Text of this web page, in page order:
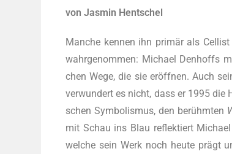
von Jas­min Hentschel
Man­che ken­nen ihn pri­mär als
wahr­ge­nom­men: Micha­el Den­hoffs
chen Wege, die sie eröff­nen. Auch
ver­wun­dert es nicht, dass er 1995
schen Sym­bo­lis­mus, den berühm­ten
mit Schau ins Blau reflek­tiert
wel­che sein Werk noch heu­te prägt